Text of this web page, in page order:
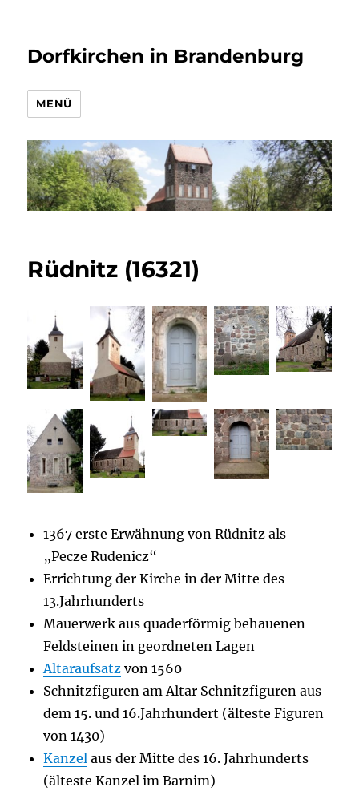
Dorfkirchen in Brandenburg
MENÜ
Rüdnitz (16321)
1367 erste Erwähnung von Rüdnitz als
„Pecze Rudenicz“
Errichtung der Kirche in der Mitte des
13.Jahrhunderts
Mauerwerk aus quaderförmig behauenen
Feldsteinen in geordneten Lagen
Altaraufsatz von 1560
Schnitzfiguren am Altar Schnitzfiguren aus
dem 15. und 16.Jahrhundert (älteste Figuren
von 1430)
Kanzel aus der Mitte des 16. Jahrhunderts
(älteste Kanzel im Barnim)